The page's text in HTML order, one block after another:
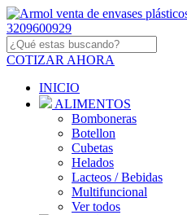
COTIZAR AHORA
INICIO
ALIMENTOS
Bomboneras
Botellon
Cubetas
Helados
Lacteos / Bebidas
Multifuncional
Ver todos